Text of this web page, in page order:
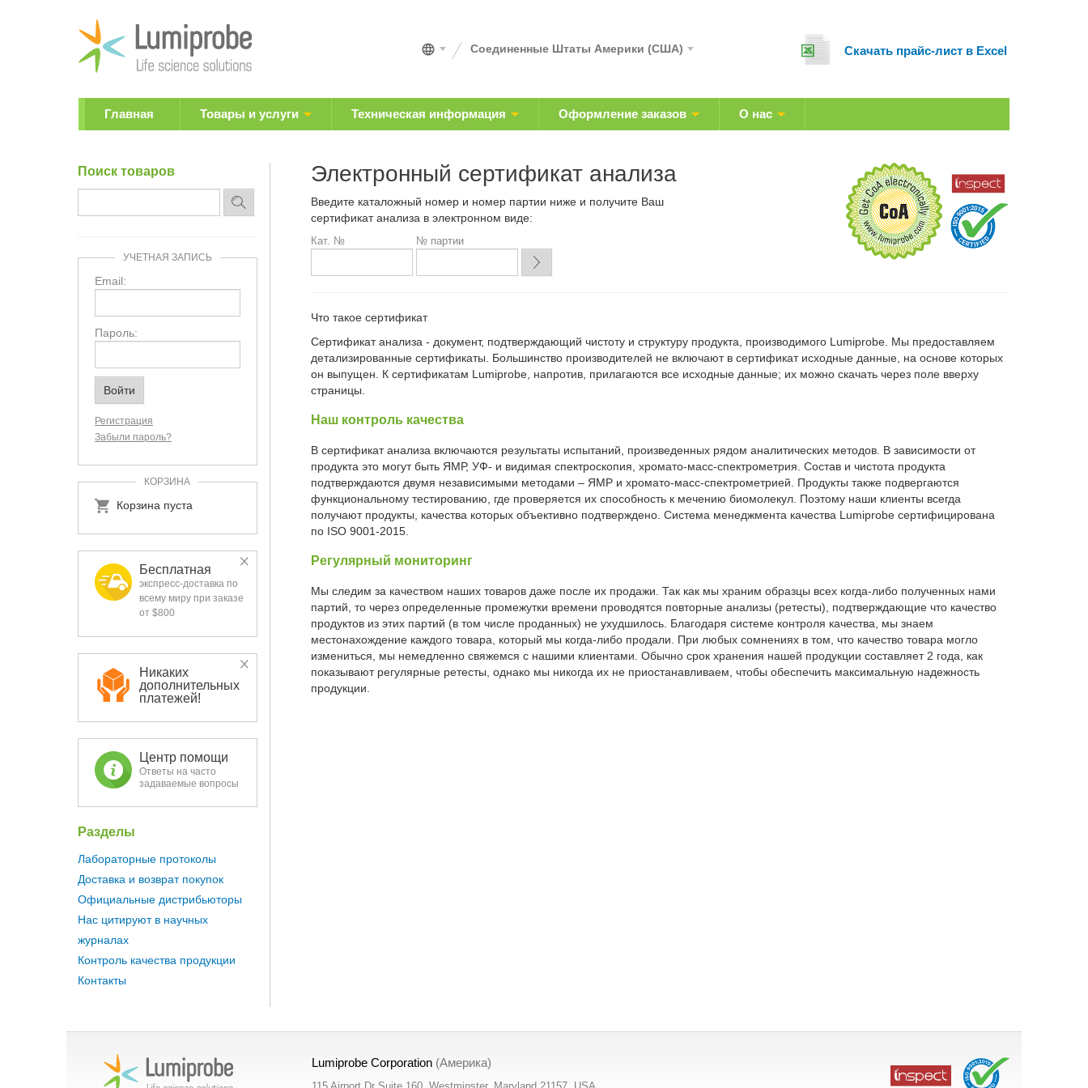
Cкачать прайс-лист в Excel
Соединенные Штаты Америки (США)
Главная Товары и услуги Техническая информация Оформление заказов О нас
Электронный сертификат анализа
Введите каталожный номер и номер партии ниже и получите Ваш
сертификат анализа в электронном виде:
Кат. № № партии
Что такое сертификат
Сертификат анализа - документ, подтверждающий чистоту и структуру продукта, производимого Lumiprobe. Мы предоставляем
детализированные сертификаты. Большинство производителей не включают в сертификат исходные данные, на основе которых
он выпущен. К сертификатам Lumiprobe, напротив, прилагаются все исходные данные; их можно скачать через поле вверху
страницы.
Наш контроль качества
В сертификат анализа включаются результаты испытаний, произведенных рядом аналитических методов. В зависимости от
продукта это могут быть ЯМР, УФ- и видимая спектроскопия, хромато-масс-спектрометрия. Состав и чистота продукта
подтверждаются двумя независимыми методами – ЯМР и хромато-масс-спектрометрией. Продукты также подвергаются
функциональному тестированию, где проверяется их способность к мечению биомолекул. Поэтому наши клиенты всегда
получают продукты, качества которых объективно подтверждено. Система менеджмента качества Lumiprobe сертифицирована
по ISO 9001-2015.
Регулярный мониторинг
Мы следим за качеством наших товаров даже после их продажи. Так как мы храним образцы всех когда-либо полученных нами
партий, то через определенные промежутки времени проводятся повторные анализы (ретесты), подтверждающие что качество
продуктов из этих партий (в том числе проданных) не ухудшилось. Благодаря системе контроля качества, мы знаем
местонахождение каждого товара, который мы когда-либо продали. При любых сомнениях в том, что качество товара могло
измениться, мы немедленно свяжемся с нашими клиентами. Обычно срок хранения нашей продукции составляет 2 года, как
показывают регулярные ретесты, однако мы никогда их не приостанавливаем, чтобы обеспечить максимальную надежность
продукции.
Поиск товаров
УЧЕТНАЯ ЗАПИСЬ
Email:
Пароль:
Регистрация
Забыли пароль?
КОРЗИНА
Корзина пуста
Бесплатная
экспресс-доставка по
всему миру при заказе
от $800
Никаких
дополнительных
платежей!
Центр помощи
Ответы на часто
задаваемые вопросы
Разделы
Лабораторные протоколы
Доставка и возврат покупок
Официальные дистрибьюторы
Нас цитируют в научных
журналах
Контроль качества продукции
Контакты
Lumiprobe Corporation (Америка)